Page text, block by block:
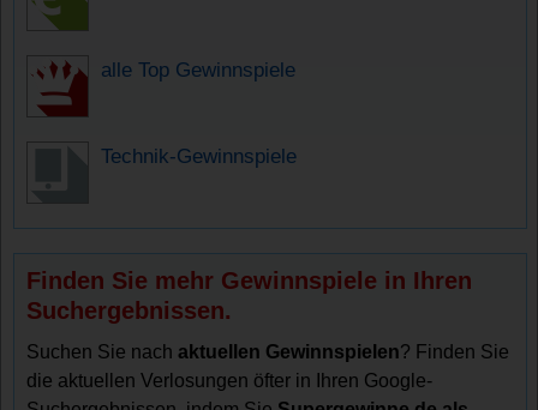
alle Top Gewinnspiele
Technik-Gewinnspiele
Finden Sie mehr Gewinnspiele in Ihren
Suchergebnissen.
Suchen Sie nachaktuellen Gewinnspielen? Finden Sie
die aktuellen Verlosungen öfter in Ihren Google-